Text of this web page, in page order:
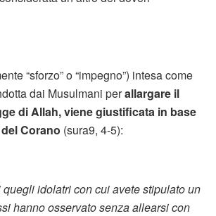
“sforzo” o “impegno”) intesa come
dai Musulmani perallargare il
di Allah, viene giustificata in base
Corano (sura9, 4-5):
quegli idolatri con cui avete stipulato un
hanno osservato senza allearsi con